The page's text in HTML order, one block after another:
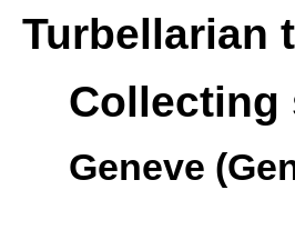
Turbellarian
Collecting
Geneve